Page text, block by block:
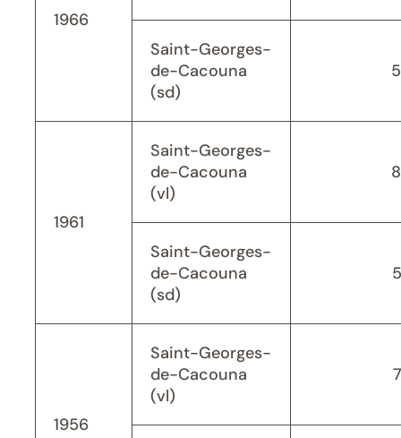
1966
Saint-Georges-
de-Cacouna
(sd)
1961
Saint-Georges-
de-Cacouna
(vl)
Saint-Georges-
de-Cacouna
(sd)
1956
Saint-Georges-
de-Cacouna
(vl)